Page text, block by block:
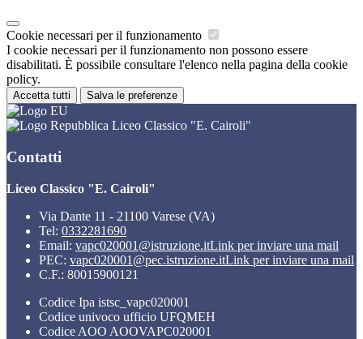
Cookie necessari per il funzionamento
I cookie necessari per il funzionamento non possono essere
disabilitati. È possibile consultare l'elenco nella pagina della cookie
policy.
Accetta tutti Salva le preferenze
Liceo Classico "E. Cairoli"
Contatti
Liceo Classico "E. Cairoli"
Via Dante 11 - 21100 Varese (VA)
Tel: 0332281690
Email: vapc020001@istruzione.itLink per inviare una mail
PEC: vapc020001@pec.istruzione.itLink per inviare una mail
C.F.: 80015900121
Codice Ipa istsc_vapc020001
Codice univoco ufficio UFQMEH
Codice AOO AOOVAPC020001